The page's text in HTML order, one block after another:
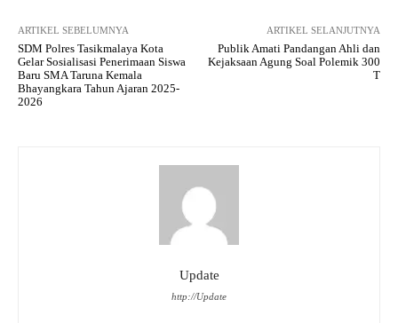
ARTIKEL SEBELUMNYA
SDM Polres Tasikmalaya Kota
Gelar Sosialisasi Penerimaan Siswa
Baru SMA Taruna Kemala
Bhayangkara Tahun Ajaran 2025-
2026
ARTIKEL SELANJUTNYA
Publik Amati Pandangan Ahli dan
Kejaksaan Agung Soal Polemik 300
T
Update
http://Update